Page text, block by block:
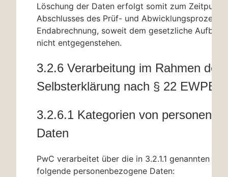
Löschung der Daten erfolgt somit zum Zeitpunkt
Abschlusses des Prüf- und
Endabrechnung, soweit dem gesetzliche
nicht entgegenstehen.
3.2.6 Verarbeitung im Rahmen der
Selbsterklärung nach § 22 EWPBG
3.2.6.1 Kategorien von
Daten
PwC verarbeitet über die in 3.2.1.1 genannten
folgende personenbezogene Daten: